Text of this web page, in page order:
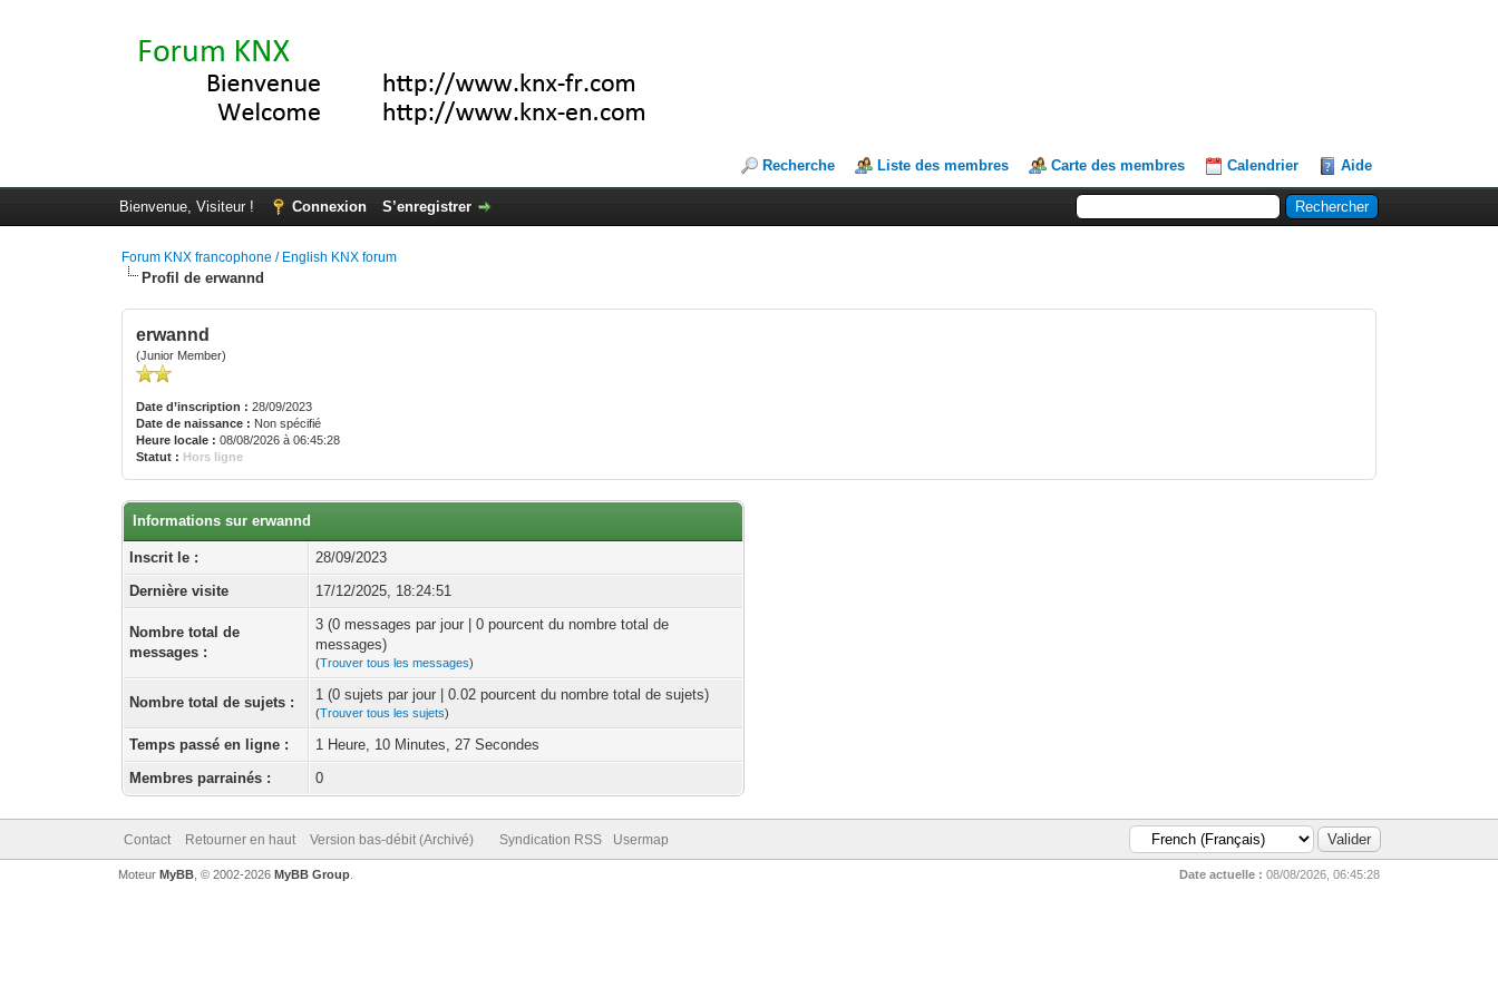
Recherche Liste des membres Carte des membres Calendrier Aide
Bienvenue, Visiteur ! Connexion S’enregistrer
Forum KNX francophone / English KNX forum
Profil de erwannd
erwannd
(Junior Member)
Date d’inscription : 28/09/2023
Date de naissance : Non spécifié
Heure locale : 08/08/2026 à 06:45:28
Statut : Hors ligne
Informations sur erwannd
Inscrit le :
28/09/2023
Dernière visite
17/12/2025, 18:24:51
Nombre total de
messages :
3 (0 messages par jour | 0 pourcent du nombre total de
messages)
(Trouver tous les messages)
Nombre total de sujets : 1 (0 sujets par jour | 0.02 pourcent du nombre total de sujets)
(Trouver tous les sujets)
Temps passé en ligne :
1 Heure, 10 Minutes, 27 Secondes
Membres parrainés :
0
Contact Retourner en haut Version bas-débit (Archivé) Syndication RSS Usermap
Date actuelle : 08/08/2026, 06:45:28
Moteur MyBB, © 2002-2026 MyBB Group.